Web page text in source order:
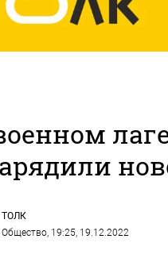
ТОЛК
Общество, 19:25, 19.12.2022